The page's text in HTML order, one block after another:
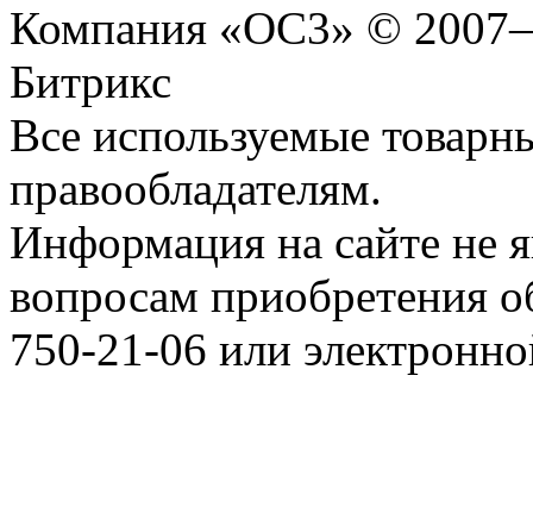
Компания «ОС3» ©
Битрикс
Все используемые
правообладателям.
Информация на сайте не
вопросам приобретения
750-21-06 или